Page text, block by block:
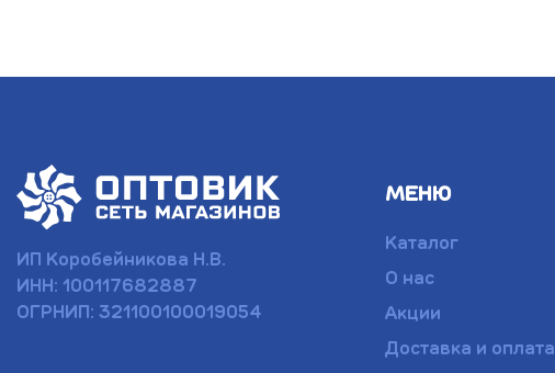
ИП Коробейникова Н.В.
ИНН: 100117682887
ОГРНИП: 321100100019054
МЕНЮ
Каталог
О нас
Акции
Доставка и оплата